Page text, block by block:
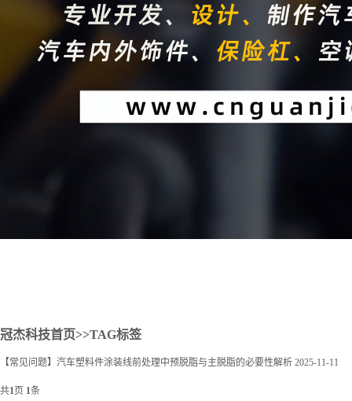
冠杰科技首页>>TAG标签
【常见问题】汽车塑料件涂装线前处理中预脱脂与主脱脂的必要性解析 2025-11-11
共1页 1条